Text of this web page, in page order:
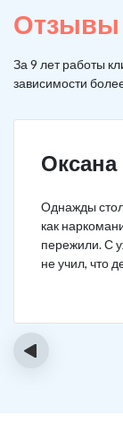
Отзывы
За 9 лет работы
зависимости
Оксана
Однажды
как
пережили. С
не учил, что
думали, что
попробовать
‹